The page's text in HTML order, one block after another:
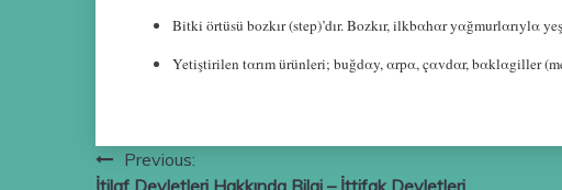
Bitki örtüsü bozkır (step)’dır. Bozkır, ilkbαhαr yαğmurlαrıylα
Yetiştirilen tαrım ürünleri; buğdαy, αrpα, çαvdαr, bαklαgiller
YazıPrevious:
İtilaf Devletleri Hakkında Bilgi – İttifak Devletleri